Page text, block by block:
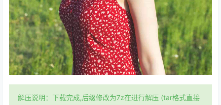
解压说明：下载完成,后缀修改为7z在进行解压 (tar格式直接